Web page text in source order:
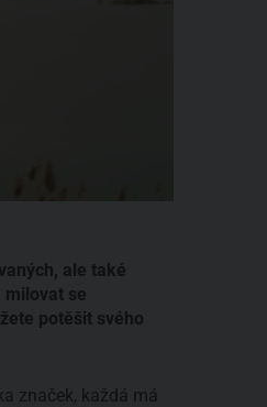
ale také
milovat se
potěšit svého
značek, každá má